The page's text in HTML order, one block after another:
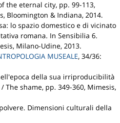
the eternal city, pp. 99-113,
, Bloomington & Indiana, 2014.
lo spazio domestico e di vicinato
romana. In Sensibilia 6.
, Milano-Udine, 2013.
MUSEALE, 34/36:
della sua irriproducibilità
The shame, pp. 349-360, Mimesis,
Dimensioni culturali della